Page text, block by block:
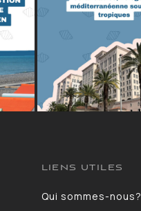
LIENS UTILES
Qui sommes-nous?